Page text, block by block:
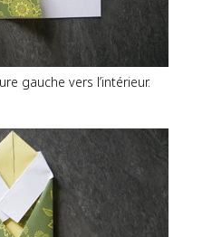
gauche vers l’intérieur.